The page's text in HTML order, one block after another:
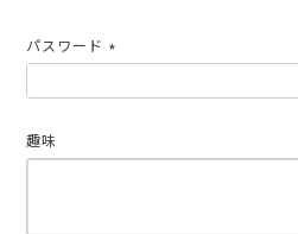
パスワード
須)
趣味